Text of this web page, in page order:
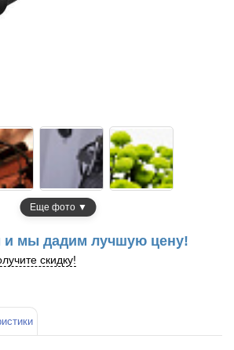
Еще фото ▼
и мы дадим лучшую цену!
скидку!